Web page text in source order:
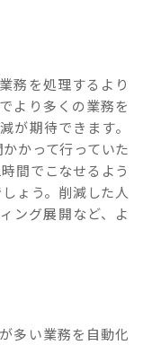
務を処理するより
より多くの業務を
が期待できます。
かって行っていた
間でこなせるよう
ょう。削減した人
ング展開など、よ
多い業務を自動化